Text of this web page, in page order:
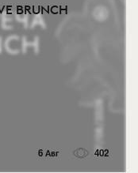
BRUNCH
6 Авг 402